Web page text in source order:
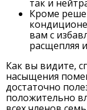
так и
Кроме
вам с
расщепляя
Как вы видите,
насыщения
достаточно
положительно